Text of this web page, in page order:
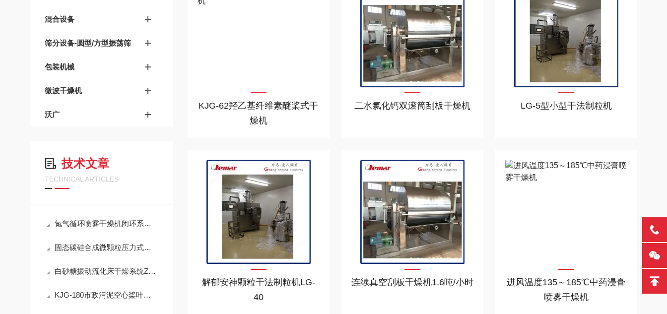
混合设备
筛分设备-圆型/方型振荡筛
包装机械
微波干燥机
沃广
技术文章
TECHNICAL ARTICLES
氮气循环喷雾干燥机闭环系统结构设计与压力调控技术说明
固态碳硅合成微颗粒压力式喷雾干燥机 YPG-200
白砂糖振动流化床干燥系统ZLG8x1
KJG-180市政污泥空心桨叶干燥设备
KJG-62羟乙基纤维素醚桨式干
燥机
二水氯化钙双滚筒刮板干燥机 LG-5型小型干法制粒机
解郁安神颗粒干法制粒机LG-
40
连续真空刮板干燥机1.6吨/小时
进风温度135～185℃中药浸膏
喷雾干燥机